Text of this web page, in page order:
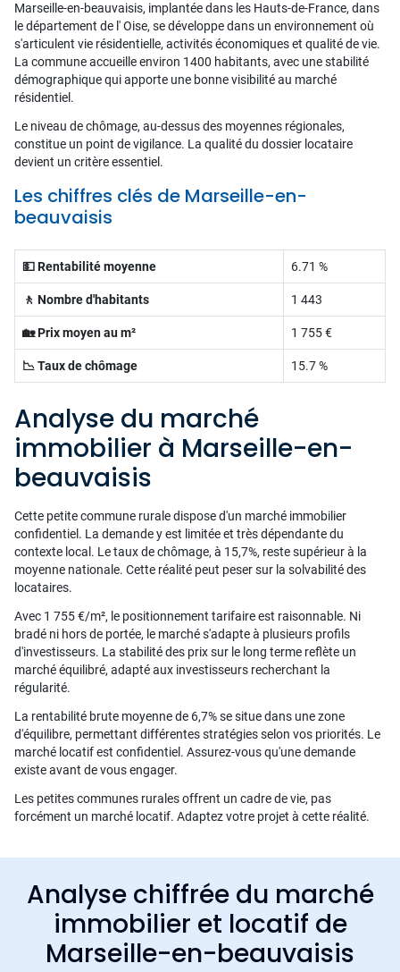
Marseille-en-beauvaisis, implantée dans les Hauts-de-France, dans
le département de l' Oise, se développe dans un environnement où
s'articulent vie résidentielle, activités économiques et qualité de vie.
La commune accueille environ 1400 habitants, avec une stabilité
démographique qui apporte une bonne visibilité au marché
résidentiel.
Le niveau de chômage, au-dessus des moyennes régionales,
constitue un point de vigilance. La qualité du dossier locataire
devient un critère essentiel.
Les chiffres clés de Marseille-en-
beauvaisis
💵 Rentabilité moyenne 6.71 %
🚶 Nombre d'habitants 1 443
🏡 Prix moyen au m² 1 755 €
📉 Taux de chômage 15.7 %
Analyse du marché
immobilier à Marseille-en-
beauvaisis
Cette petite commune rurale dispose d'un marché immobilier
confidentiel. La demande y est limitée et très dépendante du
contexte local. Le taux de chômage, à 15,7%, reste supérieur à la
moyenne nationale. Cette réalité peut peser sur la solvabilité des
locataires.
Avec 1 755 €/m², le positionnement tarifaire est raisonnable. Ni
bradé ni hors de portée, le marché s'adapte à plusieurs profils
d'investisseurs. La stabilité des prix sur le long terme reflète un
marché équilibré, adapté aux investisseurs recherchant la
régularité.
La rentabilité brute moyenne de 6,7% se situe dans une zone
d'équilibre, permettant différentes stratégies selon vos priorités. Le
marché locatif est confidentiel. Assurez-vous qu'une demande
existe avant de vous engager.
Les petites communes rurales offrent un cadre de vie, pas
forcément un marché locatif. Adaptez votre projet à cette réalité.
Analyse chiffrée du marché
immobilier et locatif de
Marseille-en-beauvaisis